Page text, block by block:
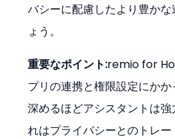
バシーに配慮したより豊か
ょう。
重要なポイント:remio for
プリの連携と権限設定にか
深めるほどアシスタントは
れはプライバシーとのトレ